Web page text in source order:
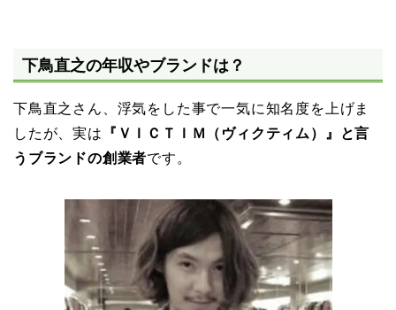
下鳥直之の年収やブランドは？
下鳥直之さん、浮気をした事で一気に知名度を上げま
したが、実は
『ＶＩＣＴＩＭ（ヴィクティム）』と言
うブランドの創業者です。